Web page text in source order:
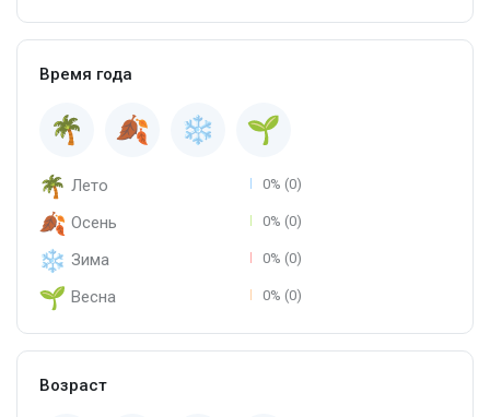
Время года
Лето 0% (0)
Осень 0% (0)
Зима 0% (0)
Весна 0% (0)
Возраст